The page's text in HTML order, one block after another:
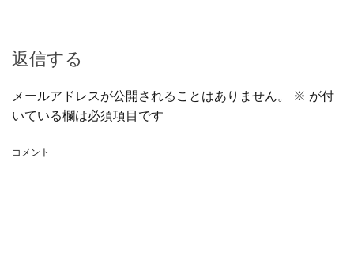
返信する
メールアドレスが公開されることはありません。 ※ が付
いている欄は必須項目です
コメント